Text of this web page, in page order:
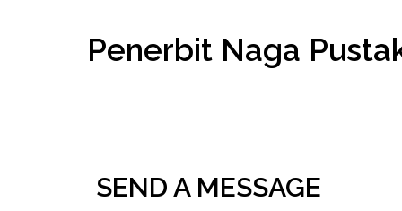
Penerbit Naga
SEND A MESSAGE